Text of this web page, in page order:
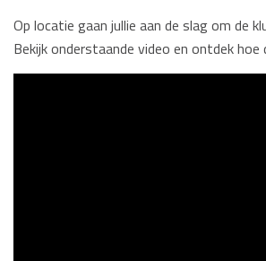
Op locatie gaan jullie aan de slag om de
Bekijk onderstaande video en ontdek